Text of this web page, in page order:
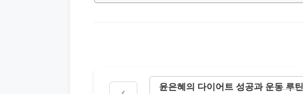
윤은혜의 다이어트 성공과 운동 루틴